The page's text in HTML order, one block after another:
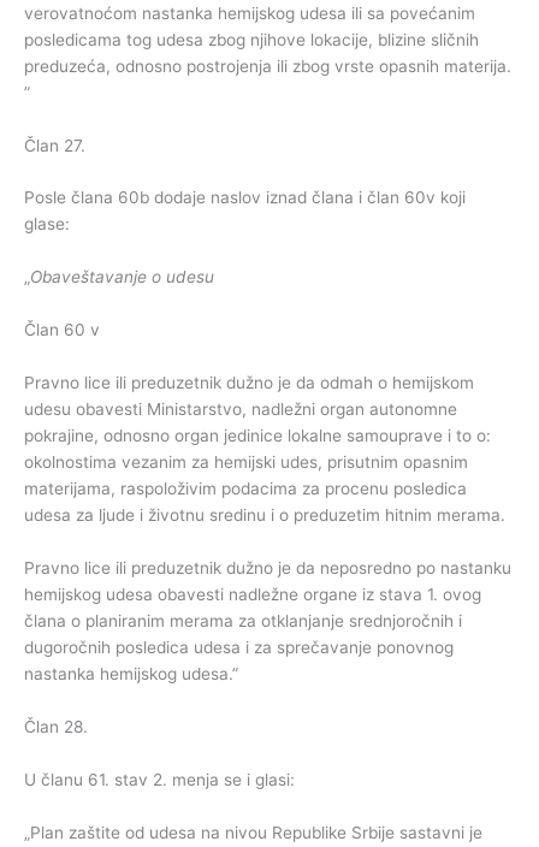
verovatnoćom nastanka hemijskog udesa ili sa povećanim
posledicama tog udesa zbog njihove lokacije, blizine sličnih
preduzeća, odnosno postrojenja ili zbog vrste opasnih materija.
”
Član 27.
Posle člana 60b dodaje naslov iznad člana i član 60v koji
glase:
„Obaveštavanje o udesu
Član 60 v
Pravno lice ili preduzetnik dužno je da odmah o hemijskom
udesu obavesti Ministarstvo, nadležni organ autonomne
pokrajine, odnosno organ jedinice lokalne samouprave i to o:
okolnostima vezanim za hemijski udes, prisutnim opasnim
materijama, raspoloživim podacima za procenu posledica
udesa za ljude i životnu sredinu i o preduzetim hitnim merama.
Pravno lice ili preduzetnik dužno je da neposredno po nastanku
hemijskog udesa obavesti nadležne organe iz stava 1. ovog
člana o planiranim merama za otklanjanje srednjoročnih i
dugoročnih posledica udesa i za sprečavanje ponovnog
nastanka hemijskog udesa.”
Član 28.
U članu 61. stav 2. menja se i glasi:
„Plan zaštite od udesa na nivou Republike Srbije sastavni je